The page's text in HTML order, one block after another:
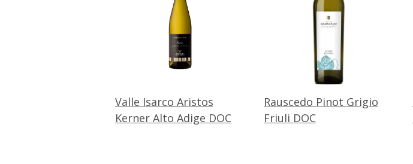
Valle Isarco Aristos
Kerner Alto Adige DOC
Rauscedo Pinot Grigio
Friuli DOC